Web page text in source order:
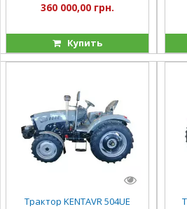
360 000,00 грн.
Купить
Трактор KENTAVR 504UE